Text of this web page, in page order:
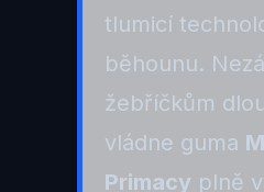
tlumicí
běhounu.
žebříčkům
vládne guma
Primacy plně